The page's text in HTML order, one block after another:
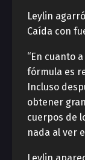
Leylin
Caída con
“En cuanto
fórmula es
Incluso
obtener
cuerpos de
nada al ver